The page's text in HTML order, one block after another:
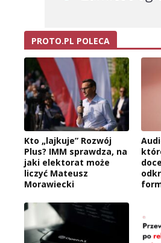
PROTO.PL POLECA
Kto „lajkuje” Rozwój
Plus? IMM sprawdza, na
jaki elektorat może
liczyć Mateusz
Morawiecki